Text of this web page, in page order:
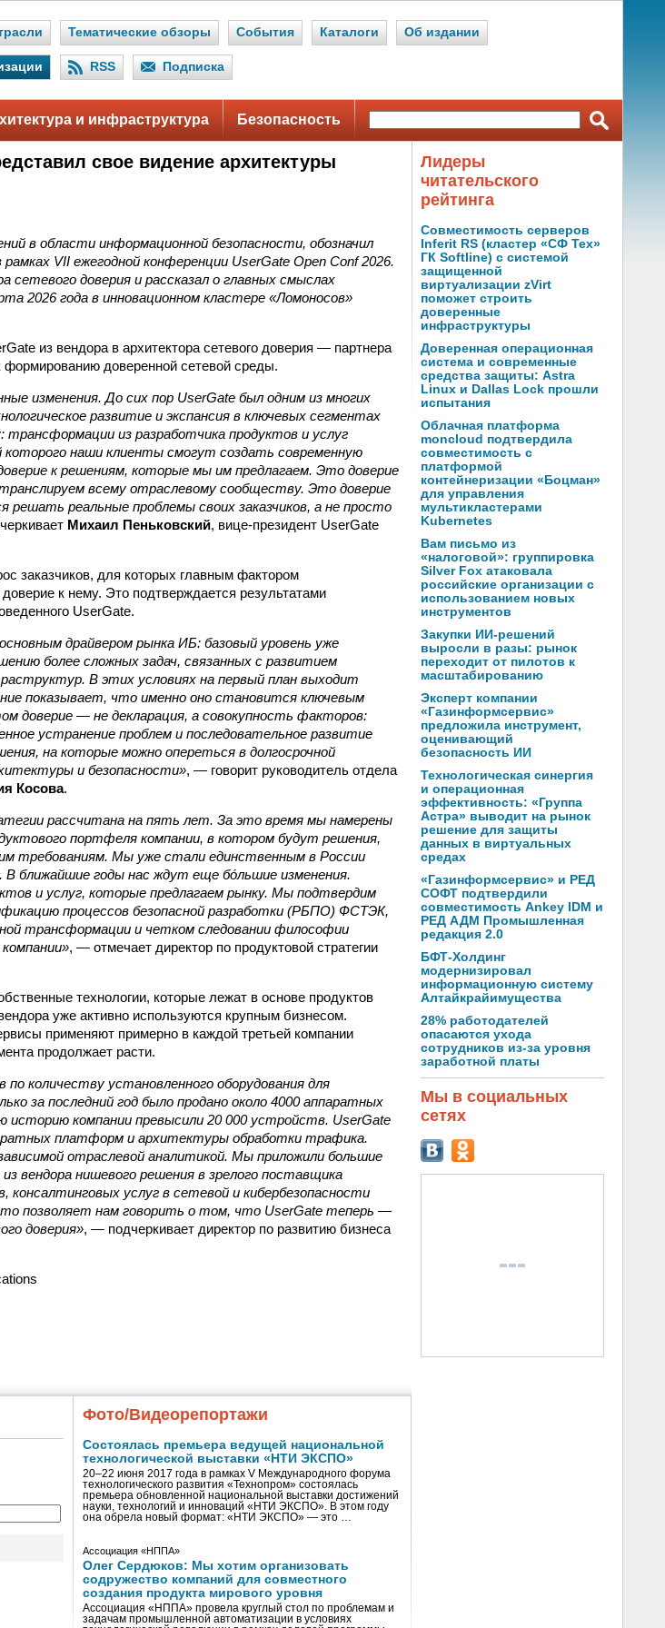
Тематические обзоры События Каталоги Об издании
RSS Подписка
и инфраструктура Безопасность
свое видение архитектуры
в области информационной безопасности, обозначил
VII ежегодной конференции UserGate Open Conf 2026.
сетевого доверия и рассказал о главных смыслах
2026 года в инновационном кластере «Ломоносов»
из вендора в архитектора сетевого доверия — партнера
формированию доверенной сетевой среды.
изменения. До сих пор UserGate был одним из многих
развитие и экспансия в ключевых сегментах
из разработчика продуктов и услуг
которого наши клиенты смогут создать современную
к решениям, которые мы им предлагаем. Это доверие
всему отраслевому сообществу. Это доверие
решать реальные проблемы своих заказчиков, а не просто
Михаил Пеньковский, вице-президент UserGate
заказчиков, для которых главным фактором
к нему. Это подтверждается результатами
UserGate.
драйвером рынка ИБ: базовый уровень уже
более сложных задач, связанных с развитием
В этих условиях на первый план выходит
показывает, что именно оно становится ключевым
доверие — не декларация, а совокупность факторов:
устранение проблем и последовательное развитие
на которые можно опереться в долгосрочной
и безопасности», — говорит руководитель отдела
Косова.
рассчитана на пять лет. За это время мы намерены
портфеля компании, в котором будут решения,
требованиям. Мы уже стали единственным в России
В ближайшие годы нас ждут еще бо́льшие изменения.
и услуг, которые предлагаем рынку. Мы подтвердим
процессов безопасной разработки (РБПО) ФСТЭК,
трансформации и четком следовании философии
, — отмечает директор по продуктовой стратегии
технологии, которые лежат в основе продуктов
уже активно используются крупным бизнесом.
применяют примерно в каждой третьей компании
продолжает расти.
количеству установленного оборудования для
за последний год было продано около 4000 аппаратных
историю компании превысили 20 000 устройств. UserGate
платформ и архитектуры обработки трафика.
отраслевой аналитикой. Мы приложили большие
вендора нишевого решения в зрелого поставщика
консалтинговых услуг в сетевой и кибербезопасности
позволяет нам говорить о том, что UserGate теперь —
доверия», — подчеркивает директор по развитию бизнеса
Фото/Видеорепортажи
Состоялась премьера ведущей национальной
технологической выставки «НТИ ЭКСПО»
20–22 июня 2017 года в рамках V Международного форума
технологического развития «Технопром» состоялась
премьера обновленной национальной выставки достижений
науки, технологий и инноваций «НТИ ЭКСПО». В этом году
она обрела новый формат: «НТИ ЭКСПО» — это …
Ассоциация «НППА»
Олег Сердюков: Мы хотим организовать
содружество компаний для совместного
создания продукта мирового уровня
Ассоциация «НППА» провела круглый стол по проблемам и
задачам промышленной автоматизации в условиях
Лидеры
читательского
рейтинга
Совместимость серверов
Inferit RS (кластер «СФ Тех»
ГК Softline) с системой
защищенной
виртуализации zVirt
поможет строить
доверенные
инфраструктуры
Доверенная операционная
система и современные
средства защиты: Astra
Linux и Dallas Lock прошли
испытания
Облачная платформа
moncloud подтвердила
совместимость с
платформой
контейнеризации «Боцман»
для управления
мультикластерами
Kubernetes
Вам письмо из
«налоговой»: группировка
Silver Fox атаковала
российские организации с
использованием новых
инструментов
Закупки ИИ-решений
выросли в разы: рынок
переходит от пилотов к
масштабированию
Эксперт компании
«Газинформсервис»
предложила инструмент,
оценивающий
безопасность ИИ
Технологическая синергия
и операционная
эффективность: «Группа
Астра» выводит на рынок
решение для защиты
данных в виртуальных
средах
«Газинформсервис» и РЕД
СОФТ подтвердили
совместимость Ankey IDM и
РЕД АДМ Промышленная
редакция 2.0
БФТ-Холдинг
модернизировал
информационную систему
Алтайкрайимущества
28% работодателей
опасаются ухода
сотрудников из-за уровня
заработной платы
Мы в социальных
сетях